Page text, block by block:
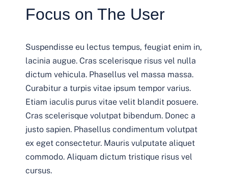
Focus on The User
Suspendisse eu lectus tempus, feugiat enim in,
lacinia augue. Cras scelerisque risus vel nulla
dictum vehicula. Phasellus vel massa massa.
Curabitur a turpis vitae ipsum tempor varius.
Etiam iaculis purus vitae velit blandit posuere.
Cras scelerisque volutpat bibendum. Donec a
justo sapien. Phasellus condimentum volutpat
ex eget consectetur. Mauris vulputate aliquet
commodo. Aliquam dictum tristique risus vel
cursus.